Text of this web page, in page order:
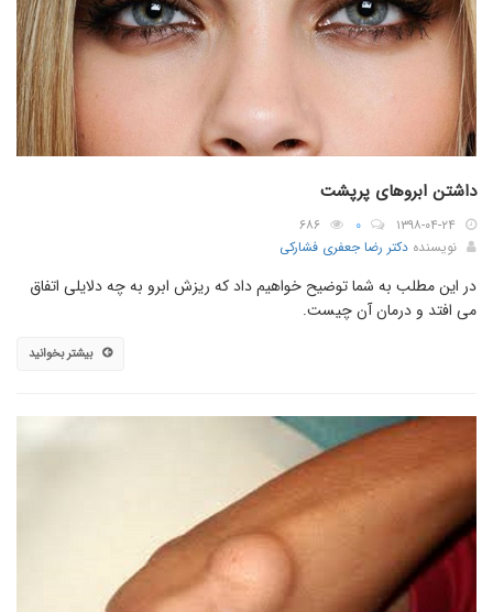
داشتن ابروهای پرپشت
۱۳۹۸-۰۴-۲۴ ۰
۶۸۶
نویسنده دکتر رضا جعفری فشارکی
در این مطلب به شما توضیح خواهیم داد که ریزش ابرو به چه دلایلی اتفاق
می افتد و درمان آن چیست.
بیشتر بخوانید